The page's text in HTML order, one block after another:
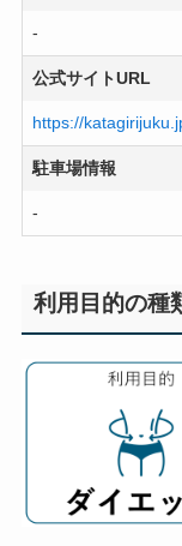
-
公式サイトURL
https://
駐車場情報
-
利用目的の種